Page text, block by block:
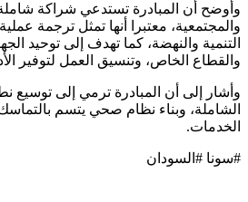
وأوضح أن المبادرة تستدعي شراكة
والمجتمعية، معتبرا أنها تمثل ترجمة
التنمية والنهضة، كما تهدف إلى توحيد
والقطاع الخاص، وتنسيق العمل لتوفير
وأشار إلى أن المبادرة ترمي إلى توسيع
الشاملة، وبناء نظام صحي يتسم
الخدمات.
#سونا #السودان